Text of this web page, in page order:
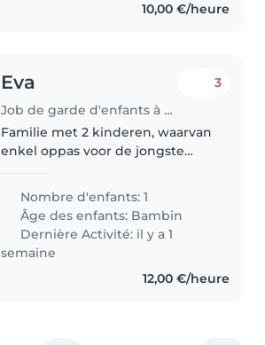
10,00 €/heure
Eva
Job de garde d'enfants à Beveren
3
Familie met 2 kinderen, waarvan
enkel oppas voor de jongste
aanwezig( kindje in co-
ouderschap
Nombre d'enfants: 1
Âge des enfants: Bambin
Dernière Activité: il y a 1
semaine
12,00 €/heure